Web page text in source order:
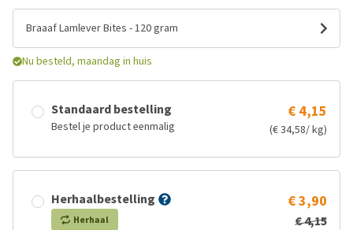
Braaaf Lamlever Bites - 120 gram
Nu besteld, maandag in huis
Standaard bestelling
Bestel je product eenmalig
€ 4,15
(€ 34,58/ kg)
Herhaalbestelling
Herhaal
€ 3,90
€ 4,15